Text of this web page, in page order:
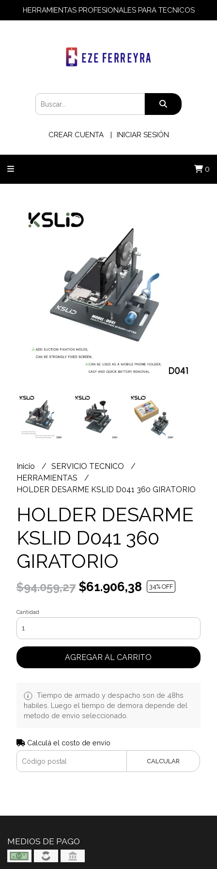
HERRAMIENTAS PROFESIONALES PARA TECNICOS
CREAR CUENTA INICIAR SESIÓN
0
Inicio
SERVICIO TECNICO
HERRAMIENTAS
HOLDER DESARME KSLID D041 360 GIRATORIO
HOLDER DESARME
KSLID D041 360
GIRATORIO
$94.059,27$61.906,38 34% OFF
Cantidad
AGREGAR AL CARRITO
Tiempo de armado y despacho son de 48hs
habiles. Luego el tiempo de demora depende del
metodo de envio seleccionado.
Calculá el costo de envío
CALCULAR
MEDIOS DE PAGO